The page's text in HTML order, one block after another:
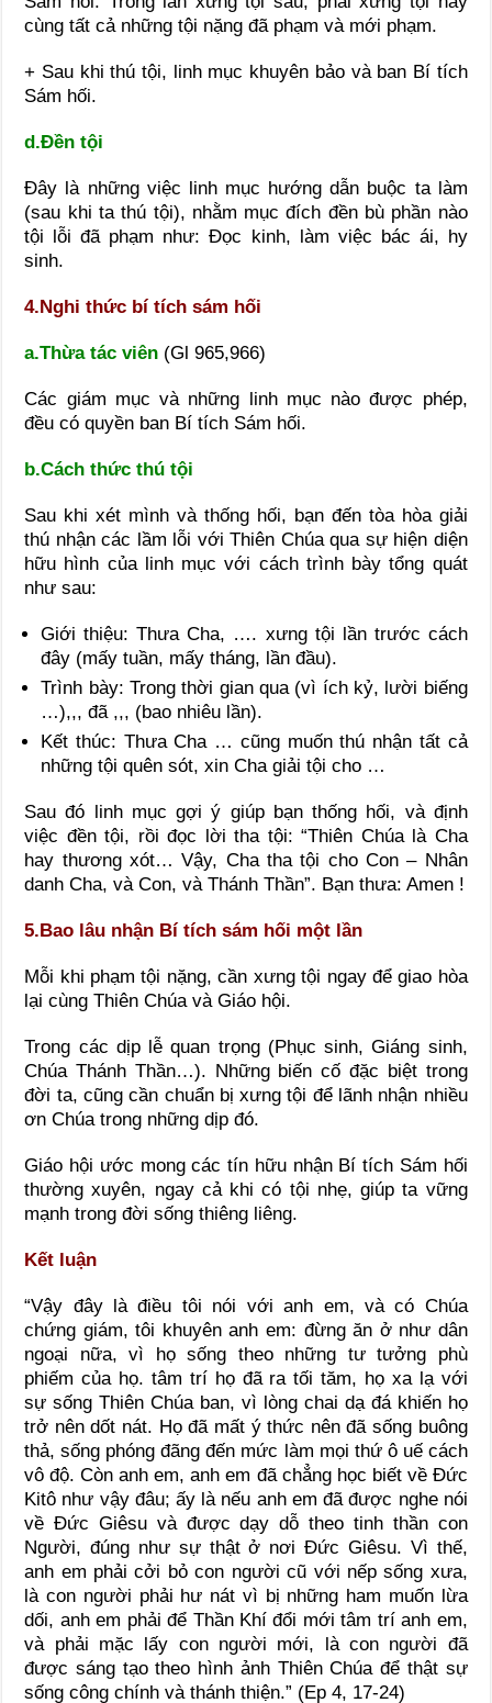
cùng tất cả những tội nặng đã phạm và mới phạm.
+ Sau khi thú tội, linh mục khuyên bảo và ban Bí tích
Sám hối.
d.Đền tội
Đây là những việc linh mục hướng dẫn buộc ta làm
(sau khi ta thú tội), nhằm mục đích đền bù phần nào
tội lỗi đã phạm như: Đọc kinh, làm việc bác ái, hy
sinh.
4.Nghi thức bí tích sám hối
a.Thừa tác viên (Gl 965,966)
Các giám mục và những linh mục nào được phép,
đều có quyền ban Bí tích Sám hối.
b.Cách thức thú tội
Sau khi xét mình và thống hối, bạn đến tòa hòa giải
thú nhận các lầm lỗi với Thiên Chúa qua sự hiện diện
hữu hình của linh mục với cách trình bày tổng quát
như sau:
Giới thiệu: Thưa Cha, …. xưng tội lần trước cách
đây (mấy tuần, mấy tháng, lần đầu).
Trình bày: Trong thời gian qua (vì ích kỷ, lười biếng
…),,, đã ,,, (bao nhiêu lần).
Kết thúc: Thưa Cha … cũng muốn thú nhận tất cả
những tội quên sót, xin Cha giải tội cho …
Sau đó linh mục gợi ý giúp bạn thống hối, và định
việc đền tội, rồi đọc lời tha tội: “Thiên Chúa là Cha
hay thương xót… Vậy, Cha tha tội cho Con – Nhân
danh Cha, và Con, và Thánh Thần”. Bạn thưa: Amen !
5.Bao lâu nhận Bí tích sám hối một lần
Mỗi khi phạm tội nặng, cần xưng tội ngay để giao hòa
lại cùng Thiên Chúa và Giáo hội.
Trong các dịp lễ quan trọng (Phục sinh, Giáng sinh,
Chúa Thánh Thần…). Những biến cố đặc biệt trong
đời ta, cũng cần chuẩn bị xưng tội để lãnh nhận nhiều
ơn Chúa trong những dịp đó.
Giáo hội ước mong các tín hữu nhận Bí tích Sám hối
thường xuyên, ngay cả khi có tội nhẹ, giúp ta vững
mạnh trong đời sống thiêng liêng.
Kết luận
“Vậy đây là điều tôi nói với anh em, và có Chúa
chứng giám, tôi khuyên anh em: đừng ăn ở như dân
ngoại nữa, vì họ sống theo những tư tưởng phù
phiếm của họ. tâm trí họ đã ra tối tăm, họ xa lạ với
sự sống Thiên Chúa ban, vì lòng chai dạ đá khiến họ
trở nên dốt nát. Họ đã mất ý thức nên đã sống buông
thả, sống phóng đãng đến mức làm mọi thứ ô uế cách
vô độ. Còn anh em, anh em đã chẳng học biết về Đức
Kitô như vậy đâu; ấy là nếu anh em đã được nghe nói
về Đức Giêsu và được dạy dỗ theo tinh thần con
Người, đúng như sự thật ở nơi Đức Giêsu. Vì thế,
anh em phải cởi bỏ con người cũ với nếp sống xưa,
là con người phải hư nát vì bị những ham muốn lừa
dối, anh em phải để Thần Khí đổi mới tâm trí anh em,
và phải mặc lấy con người mới, là con người đã
được sáng tạo theo hình ảnh Thiên Chúa để thật sự
sống công chính và thánh thiện.” (Ep 4, 17-24)